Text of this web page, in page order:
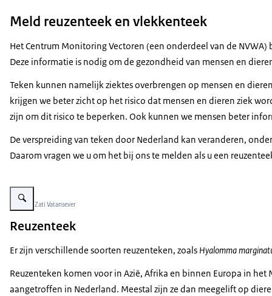
Meld reuzenteek en vlekkenteek
Het Centrum Monitoring Vectoren (een onderdeel van de
Deze informatie is nodig om de gezondheid van mensen en
Teken kunnen namelijk ziektes overbrengen op mensen en
krijgen we beter zicht op het risico dat mensen en dieren ziek
zijn om dit risico te beperken. Ook kunnen we mensen beter
De verspreiding van teken door Nederland kan veranderen,
Daarom vragen we u om het bij ons te melden als u een
Vergroot afbeelding Vrouwtje Middellandse Zee-teek op duimnagel
Beeld: © Zati Vatansever
Reuzenteek
Er zijn verschillende soorten reuzenteken, zoals Hyalomma
Reuzenteken komen voor in Azië, Afrika en binnen Europa in
aangetroffen in Nederland. Meestal zijn ze dan meegelift op